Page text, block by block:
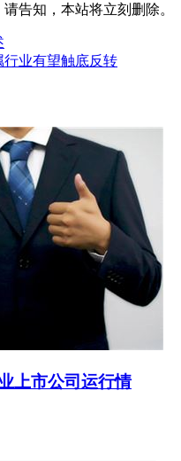
告知，本站将立刻删除。
业有望触底反转
上市公司运行情